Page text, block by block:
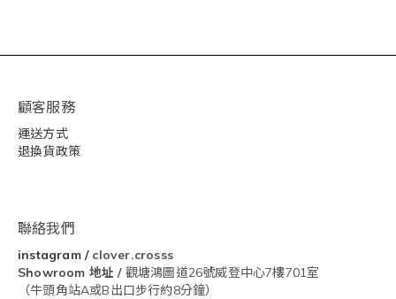
顧客服務
運送方式
退換貨政策
聯絡我們
instagram/ clover.crosss
Showroom 地址 / 觀塘鴻圖道26號威登中心7樓701室
（牛頭角站A或B出口步行約8分鐘）